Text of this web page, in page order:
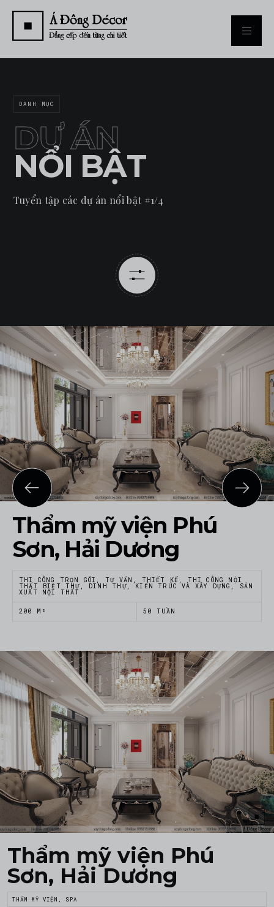
DANH MỤC
DỰ ÁN
NỔI BẬT
Tuyển tập các dự án nổi bật #1/4
Thẩm mỹ viện Phú
Sơn, Hải Dương
THI CÔNG TRỌN GÓI, TƯ VẤN, THIẾT KẾ, THI CÔNG NỘI
THẤT BIỆT THỰ, DINH THỰ, KIẾN TRÚC VÀ XÂY DỰNG, SẢN
XUẤT NỘI THẤT
200 M² 50 TUẦN
Thẩm mỹ viện Phú
Sơn, Hải Dương
THẨM MỸ VIỆN, SPA